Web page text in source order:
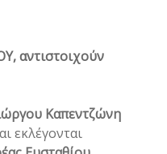
αντιστοιχούν
Καπεντζώνη
εκλέγονται